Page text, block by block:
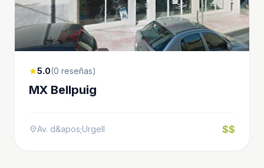
star5.0(0 reseñas)
MX Bellpuig
location_onAv. d&apos;Urgell $$